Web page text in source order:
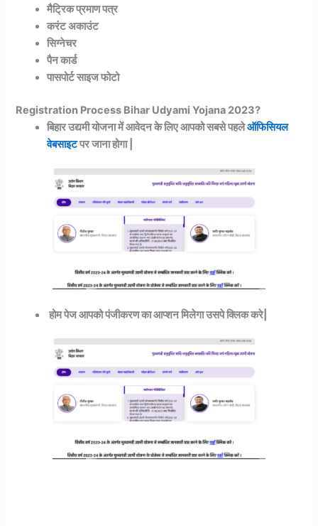
मैट्रिक प्रमाण पत्र
करंट अकाउंट
सिग्नेचर
पैन कार्ड
पासपोर्ट साइज फोटो
Registration Process Bihar Udyami Yojana 2023?
बिहार उद्यमी योजना में आवेदन के लिए आपको सबसे पहलेऑफिसियल
वेबसाइटपर जाना होगा |
होम पेज आपको पंजीकरण का आप्शन मिलेगा उसपे क्लिक करे|